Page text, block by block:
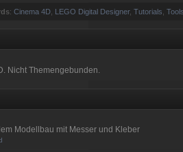
:Cinema 4D LEGO Digital Designer,Tutorials ,
Nicht Themengebunden.
Modellbau mit Messer und Kleber